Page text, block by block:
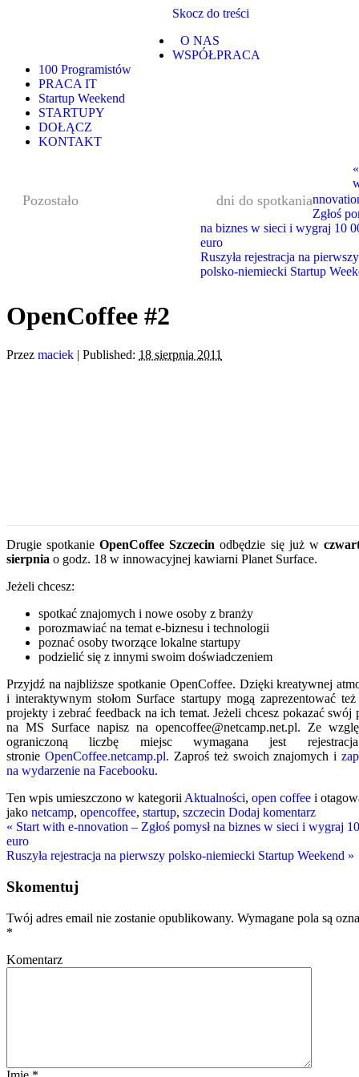
Skocz do treści
O NAS
WSPÓŁPRACA
100 Programistów
PRACA IT
Startup Weekend
STARTUPY
DOŁĄCZ
KONTAKT
Pozostało dni do spotkania
«
Zgłoś
na biznes w sieci i wygraj 10
euro
Ruszyła rejestracja na pierwszy
polsko-niemiecki Startup
OpenCoffee #2
Przez maciek | Published: 18 sierpnia 2011
Drugie spotkanieOpenCoffee Szczecin odbędzie się już w
sierpnia o godz. 18 w innowacyjnej kawiarni Planet Surface.
Jeżeli chcesz:
spotkać znajomych i nowe osoby z branży
porozmawiać na temat e-biznesu i technologii
poznać osoby tworzące lokalne startupy
podzielić się z innymi swoim doświadczeniem
Przyjdź na najbliższe spotkanie OpenCoffee. Dzięki kreatywnej
i interaktywnym stołom Surface startupy mogą zaprezentować
projekty i zebrać feedback na ich temat. Jeżeli chcesz pokazać swój
na MS Surface napisz na opencoffee@netcamp.net.pl. Ze
ograniczoną liczbę miejsc wymagana jest
stronie OpenCoffee.netcamp.pl. Zaproś też swoich znajomych i
na wydarzenie na Facebooku.
Ten wpis umieszczono w kategoriiAktualności, open coffee i
jako netcamp, opencoffee, startup, szczecin Dodaj komentarz
« Start with e-nnovation – Zgłoś pomysł na biznes w sieci i wygraj
euro
Ruszyła rejestracja na pierwszy polsko-niemiecki Startup Weekend »
Skomentuj
Twój adres email nie zostanie opublikowany. Wymagane pola są
*
Komentarz